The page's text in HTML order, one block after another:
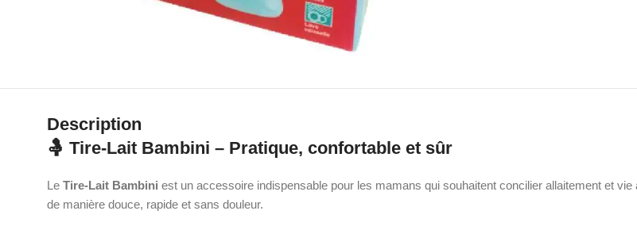
Description
🤱 Tire-Lait Bambini – Pratique, confortable et sûr
LeTire-Lait Bambini est un accessoire indispensable pour les mamans qui souhaitent concilier allaitement et
de manière douce, rapide et sans douleur.